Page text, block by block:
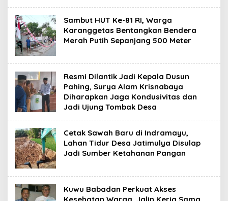
Sambut HUT Ke-81 RI, Warga
Karanggetas Bentangkan Bendera
Merah Putih Sepanjang 500 Meter
Resmi Dilantik Jadi Kepala Dusun
Pahing, Surya Alam Krisnabaya
Diharapkan Jaga Kondusivitas dan
Jadi Ujung Tombak Desa
Cetak Sawah Baru di Indramayu,
Lahan Tidur Desa Jatimulya Disulap
Jadi Sumber Ketahanan Pangan
Kuwu Babadan Perkuat Akses